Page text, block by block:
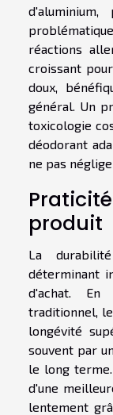
réactions
croissant
doux,
général. Un
toxicologie
déodorant
ne pas
produit
La
déterminant
d'achat. En
traditionnel,
longévité
souvent par
le long
d'une
lentement